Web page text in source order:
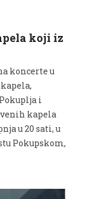
koji iz
koncerte u
i
kapela
u 20 sati, u
Pokupskom,